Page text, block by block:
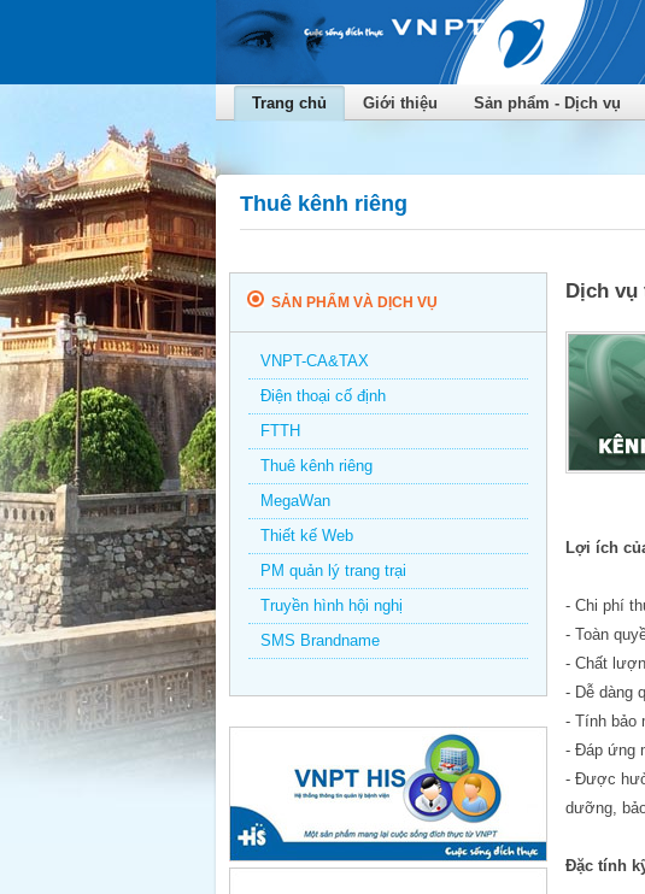
Trang chủ Giới thiệu Sản phẩm - Dịch vụ
Thuê kênh riêng
SẢN PHẨM VÀ DỊCH VỤ
VNPT-CA&TAX
Điện thoại cố định
FTTH
Thuê kênh riêng
MegaWan
Thiết kế Web
PM quản lý trang trại
Truyền hình hội nghị
SMS Brandname
Dịch vụ
Lợi ích
- Chi phí
- Toàn
- Chất
- Dễ dàng
- Tính bảo
- Đáp ứng
- Được
dưỡng,
Đặc tính